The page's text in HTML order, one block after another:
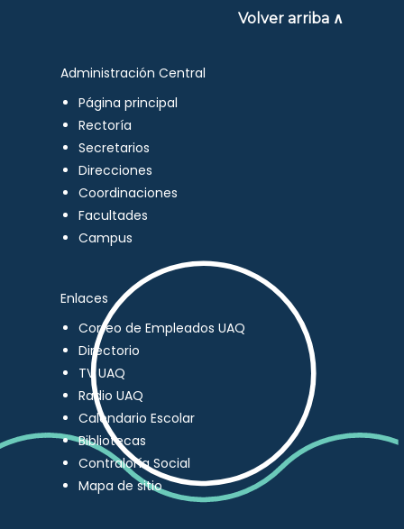
Volver arriba ∧
Administración Central
Página principal
Rectoría
Secretarios
Direcciones
Coordinaciones
Facultades
Campus
Enlaces
Correo de Empleados UAQ
Directorio
TV UAQ
Radio UAQ
Calendario Escolar
Bibliotecas
Contraloría Social
Mapa de sitio